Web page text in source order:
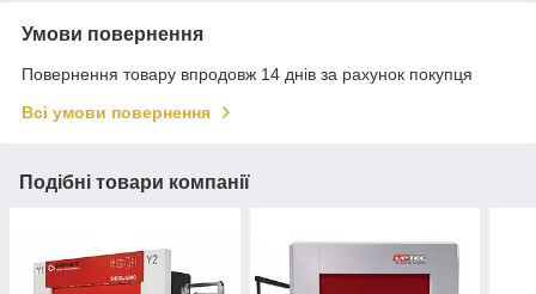
Умови повернення
Повернення товару впродовж 14 днів за рахунок покупця
Всі умови повернення
Подібні товари компанії